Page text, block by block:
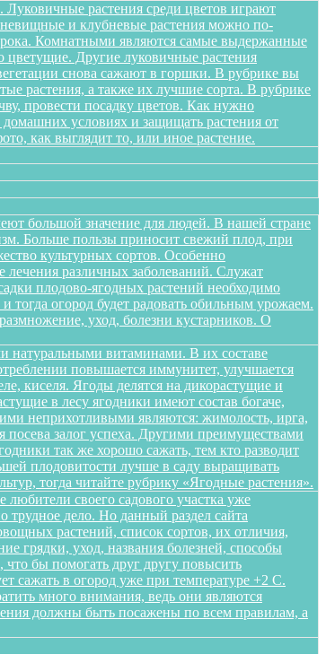
растения среди цветов играют
и клубневые растения можно по-
Комнатными являются самые выдержанные
цветущие. Другие луковичные растения
снова сажают в горшки. В рубрике вы
растения, а также их лучшие сорта. В рубрике
провести посадку цветов. Как нужно
условиях и защищать растения от
как выглядит то, или иное растение.
большой значение для людей. В нашей стране
Больше пользы приносит свежий плод, при
культурных сортов. Особенно
лечения различных заболеваний. Служат
плодово-ягодных растений необходимо
тогда огород будет радовать обильным урожаем.
уход, болезни кустарников. О
натуральными витаминами. В их составе
повышается иммунитет, улучшается
киселя. Ягоды делятся на дикорастущие и
в лесу ягодники имеют состав богаче,
неприхотливыми являются: жимолость, ирга,
залог успеха. Другими преимуществами
так же хорошо сажать, тем кто разводит
плодовитости лучше в саду выращивать
тогда читайте рубрику «Ягодные растения».
своего садового участка уже
дело. Но данный раздел сайта
растений, список сортов, их отличия,
грядки, уход, названия болезней, способы
бы помогать друг другу повысить
сажать в огород уже при температуре +2 С.
много внимания, ведь они являются
должны быть посажены по всем правилам, а